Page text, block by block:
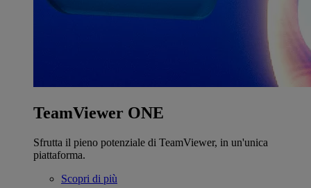
TeamViewer ONE
Sfrutta il pieno potenziale di TeamViewer, in un'unica
piattaforma.
Scopri di più